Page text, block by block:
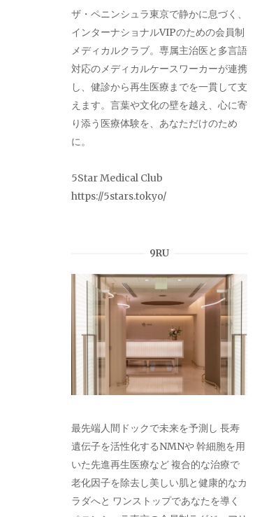
ザ・ペニンシュラ東京で静かに息づく、
インターナショナルVIPのための会員制
メディカルクラブ。専属主治医と多言語
対応のメディカルケースワーカーが連携
し、健診から再生医療までを一貫して支
えます。言葉や文化の壁を越え、心に寄
り添う医療体験を、あなただけのため
に。
5Star Medical Club
https://5stars.tokyo/
9RU
最先端人間ドックで未来を予測し 長寿
遺伝子を活性化するNMNや 幹細胞を用
いた先進再生医療など 複合的な治療で
老化因子を除去し美しい肌と健康的なカ
ラダへと ワンストップであなたを導く